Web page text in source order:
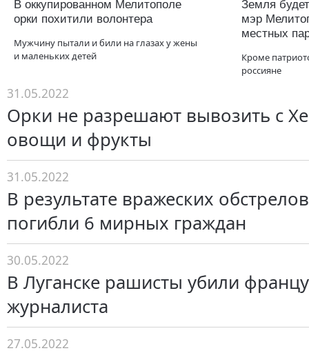
В оккупированном Мелитополе
орки похитили волонтера
Мужчину пытали и били на глазах у жены
и маленьких детей
Земля
мэр
местных
Кроме
россияне
31.05.2022
Орки не разрешают вывозить с
овощи и фрукты
31.05.2022
В результате вражеских
погибли 6 мирных граждан
30.05.2022
В Луганске рашисты убили
журналиста
27.05.2022